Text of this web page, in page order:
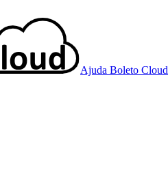
Ajuda Boleto Cloud